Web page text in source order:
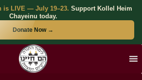
is LIVE — July 19–23. Support Kollel Heim
Chayeinu today.
Donate Now →